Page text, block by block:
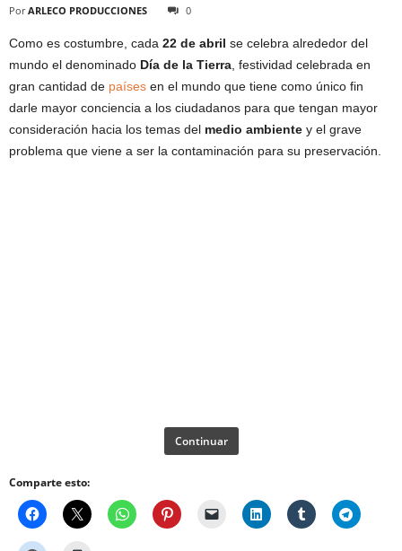
Por ARLECO PRODUCCIONES 0
Como es costumbre, cada 22 de abril se celebra alrededor del
mundo el denominado Día de la Tierra , festividad celebrada en
gran cantidad de países en el mundo que tiene como único fin
darle mayor conciencia a los ciudadanos para que tengan mayor
consideración hacia los temas del medio ambiente y el grave
problema que viene a ser la contaminación para su preservación.
Continuar
Comparte esto: